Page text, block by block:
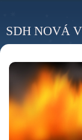
SDH NOVÁ